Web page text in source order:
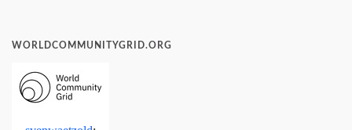
WORLDCOMMUNITYGRID.ORG